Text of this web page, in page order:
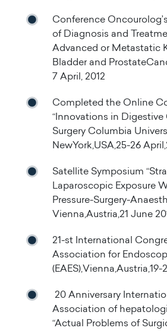
Conference
of Diagnosis and
Advanced or Metastatic
Bladder and
7 April, 2012
Completed the Online
“Innovations in Digestive
Surgery Columbia
NewYork,USA,25-26
Satellite Symposium
Laparoscopic Exposure
Pressure-Surgery-
Vienna,Austria,21 June
21-st International
Association for
(EAES),Vienna,Austria,19-
20 Anniversary
Association of
“Actual Problems of